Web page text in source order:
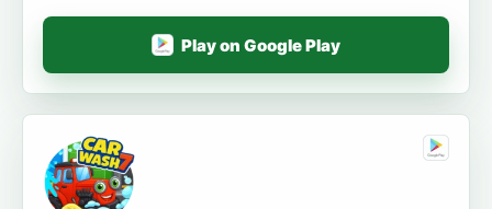
Play on Google Play